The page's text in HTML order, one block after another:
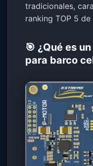
tradicionales,
ranking TOP 5
🎯 ¿Qué es
para barco